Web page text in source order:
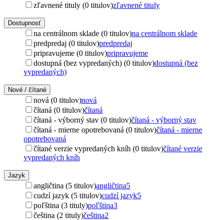
zľavnené tituly (0 titulov)zľavnené tituly
Dostupnosť
na centrálnom sklade (0 titulov)na centrálnom sklade
predpredaj (0 titulov)predpredaj
pripravujeme (0 titulov)pripravujeme
dostupná (bez vypredaných) (0 titulov)dostupná (bez
vypredaných)
Nové / čítané
nová (0 titulov)nová
čítaná (0 titulov)čítaná
čítaná - výborný stav (0 titulov)čítaná - výborný stav
čítaná - mierne opotrebovaná (0 titulov)čítaná - mierne
opotrebovaná
čítané verzie vypredaných kníh (0 titulov)čítané verzie
vypredaných kníh
Jazyk
angličtina (5 titulov)angličtina5
cudzí jazyk (5 titulov)cudzí jazyk5
poľština (3 tituly)poľština3
čeština (2 tituly)čeština2